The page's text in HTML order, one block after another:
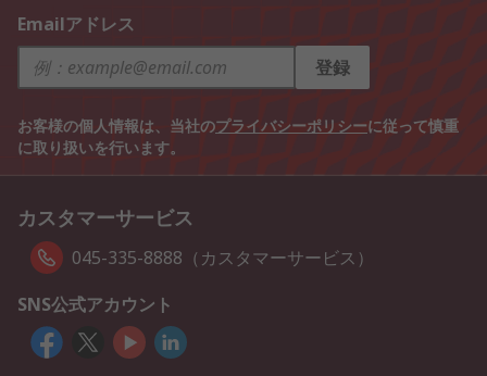
Emailアドレス
登録
お客様の個人情報は、当社のプライバシーポリシーに従って慎重
に取り扱いを行います。
カスタマーサービス
045-335-8888（カスタマーサービス）
SNS公式アカウント